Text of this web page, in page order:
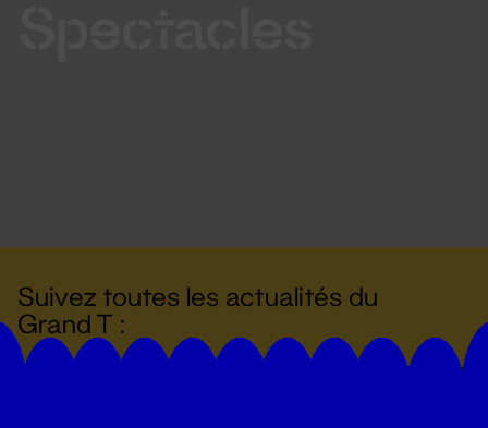
Suivez toutes les actualités du
Grand T :